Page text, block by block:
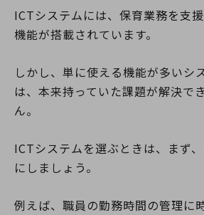
ICTシステムには、保育業務を支
機能が搭載されています。
しかし、単に使える機能が多いシ
は、本来持っていた課題が解決で
ん。
ICTシステムを選ぶときは、まず、
にしましょう。
例えば、職員の勤務時間の管理に